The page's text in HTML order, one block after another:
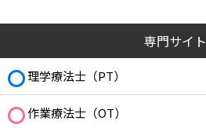
専門サイト
理学療法士（PT）
作業療法士（OT）